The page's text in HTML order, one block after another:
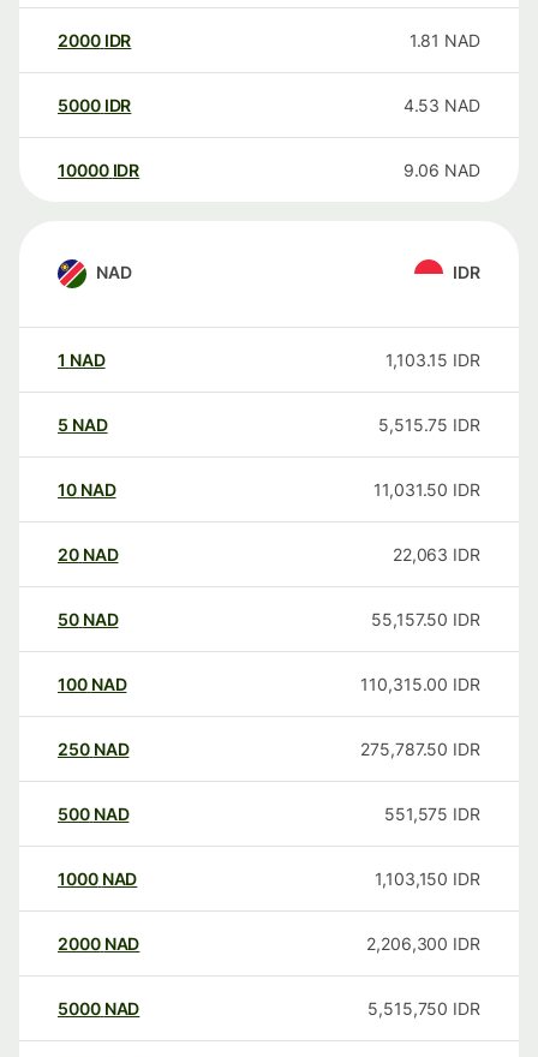
2000 IDR 1.81 NAD
5000 IDR 4.53 NAD
10000 IDR 9.06 NAD
NAD IDR
1 NAD 1,103.15 IDR
5 NAD 5,515.75 IDR
10 NAD 11,031.50 IDR
20 NAD 22,063 IDR
50 NAD 55,157.50 IDR
100 NAD 110,315.00 IDR
250 NAD 275,787.50 IDR
500 NAD 551,575 IDR
1000 NAD 1,103,150 IDR
2000 NAD 2,206,300 IDR
5000 NAD 5,515,750 IDR